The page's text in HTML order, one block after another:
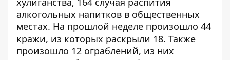
алкогольных напитков в общественных
местах. На прошлой неделе произошло 44
кражи, из которых раскрыли 18. Также
произошло 12 ограблений, из них